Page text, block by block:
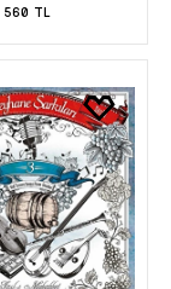
560 TL